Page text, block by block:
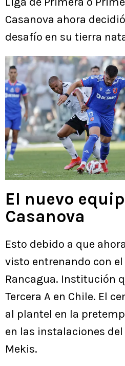
Casanova ahora
desafío en su tierra
El nuevo
Casanova
Esto debido a que
visto entrenando con
Rancagua. Institución
Tercera A en Chile. El
al plantel en la
en las instalaciones
Mekis.